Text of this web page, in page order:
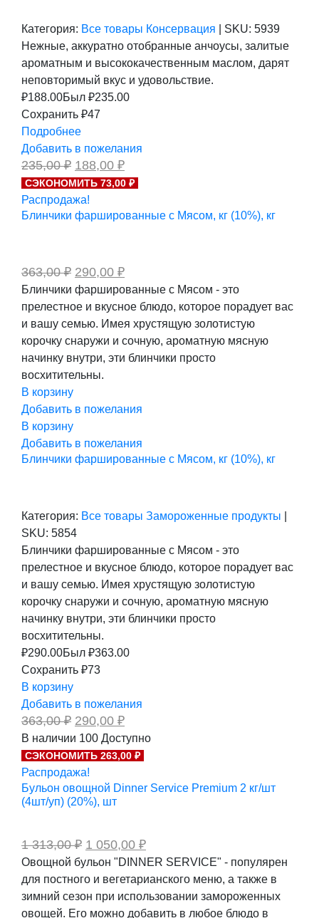
Категория: Все товары Консервация SKU: 5939
Нежные, аккуратно отобранные анчоусы, залитые
ароматным и высококачественным маслом, дарят
неповторимый вкус и удовольствие.
₽188.00Был ₽235.00
Сохранить ₽47
Подробнее
Добавить в пожелания
235,00₽ Первоначальная
цена
составляла
235,00 ₽.
188,00 ₽Текущая
цена:
188,00 ₽.
СЭКОНОМИТЬ 73,00 ₽
Распродажа!
Блинчики фаршированные с Мясом, кг (10%), кг
363,00₽ Первоначальная
цена
составляла
363,00 ₽.
290,00 ₽Текущая
290,00 ₽.
Блинчики фаршированные с Мясом - это
прелестное и вкусное блюдо, которое порадует вас
и вашу семью. Имея хрустящую золотистую
корочку снаружи и сочную, ароматную мясную
начинку внутри, эти блинчики просто
восхитительны.
В корзину
Добавить в пожелания
В корзину
Добавить в пожелания
Блинчики фаршированные с Мясом, кг (10%), кг
Категория: Все товары Замороженные продукты
SKU: 5854
Блинчики фаршированные с Мясом - это
прелестное и вкусное блюдо, которое порадует вас
и вашу семью. Имея хрустящую золотистую
корочку снаружи и сочную, ароматную мясную
начинку внутри, эти блинчики просто
восхитительны.
₽290.00Был ₽363.00
Сохранить ₽73
В корзину
Добавить в пожелания
363,00₽ Первоначальная
цена
составляла
363,00 ₽.
290,00 ₽Текущая
290,00 ₽.
В наличии 100 Доступно
СЭКОНОМИТЬ 263,00 ₽
Распродажа!
Бульон овощной Dinner Service Premium 2 кг/шт
(4шт/уп) (20%), шт
1 313,00₽ Первоначальная
составляла
1
313,00 ₽.
1 050,00 ₽Текущая
цена:
1
050,00 ₽.
Овощной бульон "DINNER SERVICE" - популярен
для постного и вегетарианского меню, а также в
зимний сезон при использовании замороженных
овощей. Его можно добавить в любое блюдо в